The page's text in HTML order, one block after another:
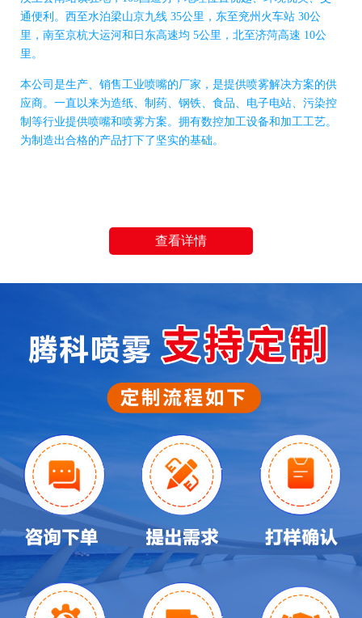
通便利。西至水泊梁山京九线 35公里，东至兖州火车站 30公
里，南至京杭大运河和日东高速均 5公里，北至济菏高速 10公
里。
本公司是生产、销售工业喷嘴的厂家，是提供喷雾解决方案的供
应商。一直以来为造纸、制药、钢铁、食品、电子电站、污染控
制等行业提供喷嘴和喷雾方案。拥有数控加工设备和加工工艺。
为制造出合格的产品打下了坚实的基础。
查看详情